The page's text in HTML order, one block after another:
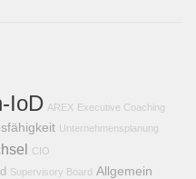
IoD AREX Executive Coaching
Unternehmensplanung
CIO
Supervisory Board Allgemein